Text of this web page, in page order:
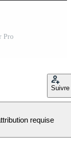
Pro
Suivre
requise